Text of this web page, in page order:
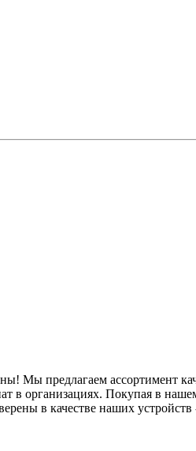
Мы предлагаем ассортимент
в организациях. Покупая в
в качестве наших устройств